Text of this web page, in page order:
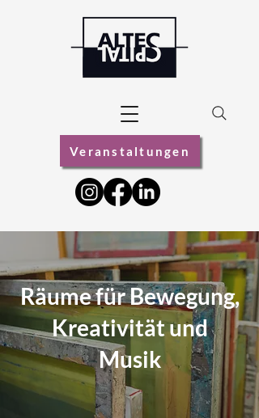
Veranstaltungen
Räume für Bewegung,
Kreativität und
Musik